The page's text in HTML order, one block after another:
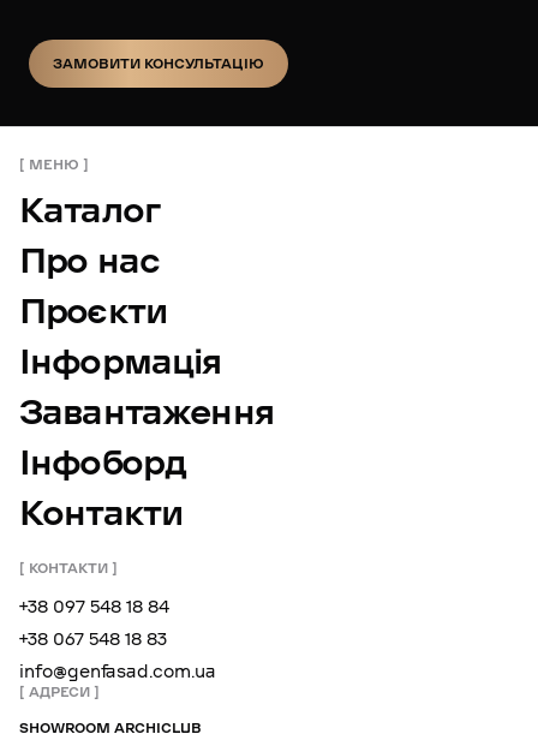
ЗАМОВИТИ КОНСУЛЬТАЦІЮ
МЕНЮ
Каталог
Про нас
Проєкти
Інформація
Завантаження
Інфоборд
Контакти
КОНТАКТИ
+38 097 548 18 84
+38 067 548 18 83
info@genfasad.com.ua
АДРЕСИ
SHOWROOM ARCHICLUB